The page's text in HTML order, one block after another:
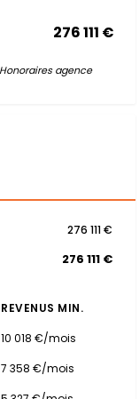
276 111 €
agence
276 111 €
276 111 €
REVENUS MIN.
10 018 €/mois
7 358 €/mois